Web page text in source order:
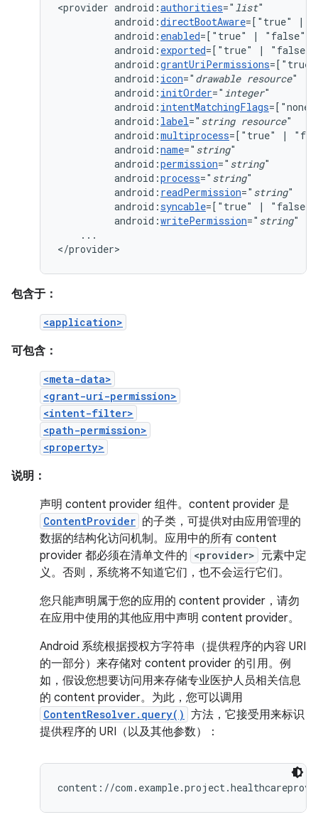
<provider android:authorities=" list
android:directBootAware=["true"
|
android: enabled=["true" |
android: exported=["true" |
android:grantUriPermissions=["true"
android: icon=" drawable resource
android: initOrder=" integer
android: intentMatchingFlags=["none"
android: label=" string resource
android:multiprocess=["true"
|
android:name=" string
android:permission=" string
android:process=" string
android: readPermission=" string
android:syncable=["true" |
android:writePermission=" string"
...
</provider>
包含于：
<application>
可包含：
<meta-data>
<grant-uri-permission>
<intent-filter>
<path-permission>
<property>
说明：
声明 content provider 组件。content provider 是
ContentProvider 的子类，可提供对由应用管理的
数据的结构化访问机制。应用中的所有 content
provider 都必须在清单文件的 <provider> 元素中定
义。否则，系统将不知道它们，也不会运行它们。
您只能声明属于您的应用的 content provider，请勿
在应用中使用的其他应用中声明 content provider。
Android 系统根据授权方字符串（提供程序的内容 URI
的一部分）来存储对 content provider 的引用。 例
如，假设您想要访问用来存储专业医护人员相关信息
的 content provider。为此，您可以调用
ContentResolver.query() 方法，它接受用来标识
提供程序的 URI（以及其他参数）：